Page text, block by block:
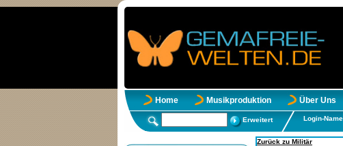
Home Musikproduktion Über Uns
Erweitert Login-
Zurück zu Militär